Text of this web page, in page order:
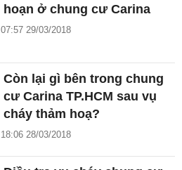
hoạn ở chung cư Carina
07:57 29/03/2018
Còn lại gì bên trong chung
cư Carina TP.HCM sau vụ
cháy thảm hoạ?
18:06 28/03/2018